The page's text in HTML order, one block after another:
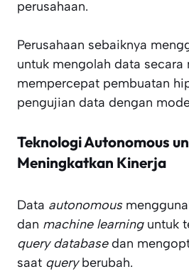
perusahaan.
Perusahaan sebaiknya
untuk mengolah data
mempercepat pembuatan
pengujian data dengan
Teknologi Autonomous
Meningkatkan Kinerja
Data autonomous
dan machine learninguntuk
query databasedan
saat queryberubah.